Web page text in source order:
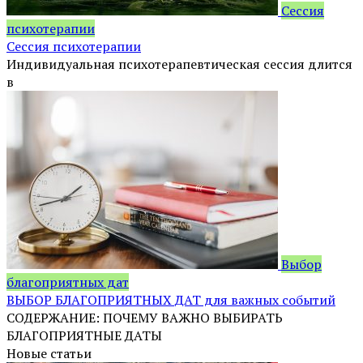
Сессия
психотерапии
Сессия психотерапии
Индивидуальная психотерапевтическая сессия длится
в
Выбор
благоприятных дат
ВЫБОР БЛАГОПРИЯТНЫХ ДАТ для важных событий
СОДЕРЖАНИЕ: ПОЧЕМУ ВАЖНО ВЫБИРАТЬ
БЛАГОПРИЯТНЫЕ ДАТЫ
Новые статьи